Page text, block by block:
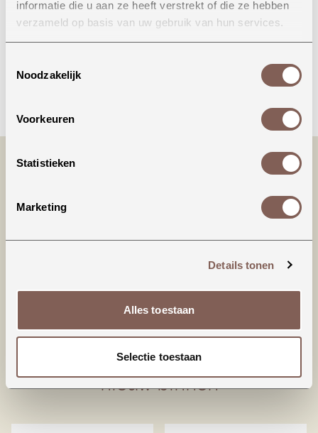
informatie die u aan ze heeft verstrekt of die ze hebben
verzameld op basis van uw gebruik van hun services.
Noodzakelijk
Voorkeuren
Statistieken
Marketing
Details tonen
Alles toestaan
Selectie toestaan
Onze winkel in Uden
Bekijk openingstijden
Productinformatie
95% Biologisch katoen
5% Elastaan
nieuw binnen